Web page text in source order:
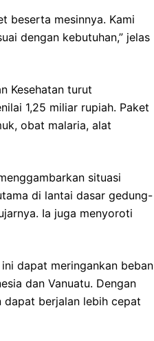
beserta mesinnya. Kami
dengan kebutuhan,” jelas
Kesehatan turut
1,25 miliar rupiah. Paket
obat malaria, alat
situasi
di lantai dasar gedung-
Ia juga menyoroti
dapat meringankan beban
dan Vanuatu. Dengan
dapat berjalan lebih cepat